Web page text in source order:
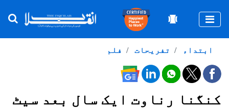
فلم تفریحات ابتداء
کنگنا رناوت ایک سال بعد سیٹ